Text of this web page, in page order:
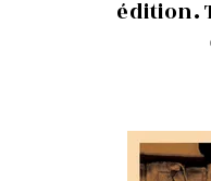
édition.